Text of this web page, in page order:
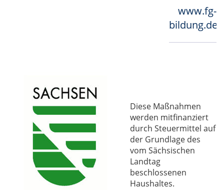
www.fg-
bildung.de
Diese Maßnahmen
werden mitfinanziert
durch Steuermittel auf
der Grundlage des
vom Sächsischen
Landtag
beschlossenen
Haushaltes.